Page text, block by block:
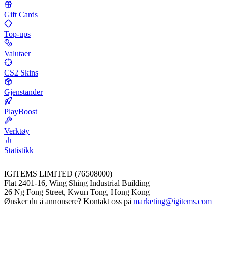
Gift Cards
Top-ups
Valutaer
CS2 Skins
Gjenstander
PlayBoost
Verktøy
Statistikk
IGITEMS LIMITED (76508000)
Flat 2401-16, Wing Shing Industrial Building
26 Ng Fong Street, Kwun Tong, Hong Kong
Ønsker du å annonsere? Kontakt oss på marketing@igitems.com